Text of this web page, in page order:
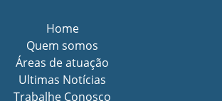
Home
Quem somos
Áreas de atuação
Ultimas Notícias
Trabalhe Conosco